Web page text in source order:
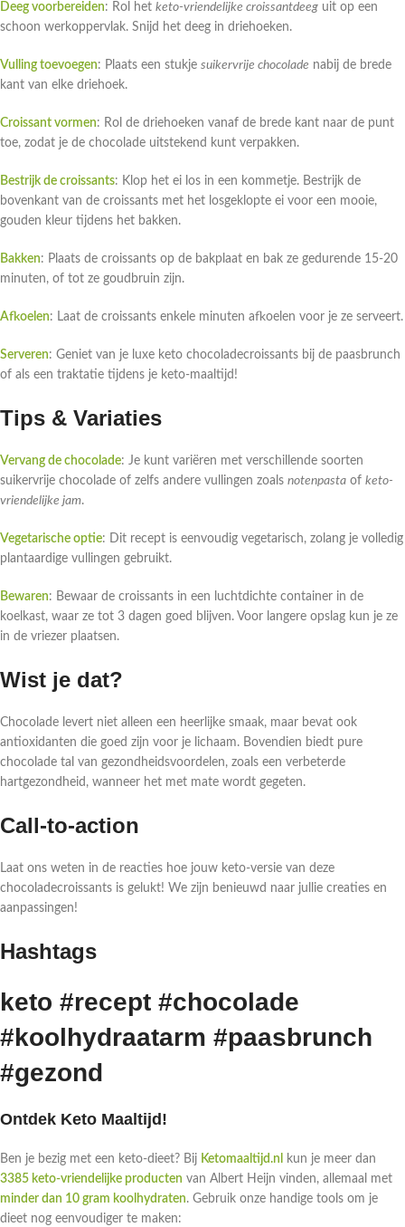
Deeg voorbereiden: Rol het keto-vriendelijke croissantdeeg uit op een
schoon werkoppervlak. Snijd het deeg in driehoeken.
Vulling toevoegen: Plaats een stukje suikervrije chocolade nabij de brede
kant van elke driehoek.
Croissant vormen: Rol de driehoeken vanaf de brede kant naar de punt
toe, zodat je de chocolade uitstekend kunt verpakken.
Bestrijk de croissants: Klop het ei los in een kommetje. Bestrijk de
bovenkant van de croissants met het losgeklopte ei voor een mooie,
gouden kleur tijdens het bakken.
Bakken: Plaats de croissants op de bakplaat en bak ze gedurende 15-20
minuten, of tot ze goudbruin zijn.
Afkoelen: Laat de croissants enkele minuten afkoelen voor je ze serveert.
Serveren: Geniet van je luxe keto chocoladecroissants bij de paasbrunch
of als een traktatie tijdens je keto-maaltijd!
Tips & Variaties
Vervang de chocolade: Je kunt variëren met verschillende soorten
suikervrije chocolade of zelfs andere vullingen zoals notenpasta of keto-
vriendelijke jam.
Vegetarische optie: Dit recept is eenvoudig vegetarisch, zolang je volledig
plantaardige vullingen gebruikt.
Bewaren: Bewaar de croissants in een luchtdichte container in de
koelkast, waar ze tot 3 dagen goed blijven. Voor langere opslag kun je ze
in de vriezer plaatsen.
Wist je dat?
Chocolade levert niet alleen een heerlijke smaak, maar bevat ook
antioxidanten die goed zijn voor je lichaam. Bovendien biedt pure
chocolade tal van gezondheidsvoordelen, zoals een verbeterde
hartgezondheid, wanneer het met mate wordt gegeten.
Call-to-action
Laat ons weten in de reacties hoe jouw keto-versie van deze
chocoladecroissants is gelukt! We zijn benieuwd naar jullie creaties en
aanpassingen!
Hashtags
keto #recept #chocolade
#koolhydraatarm #paasbrunch
#gezond
Ontdek Keto Maaltijd!
Ben je bezig met een keto-dieet? Bij Ketomaaltijd.nl
kun je meer dan
3385 keto-vriendelijke producten van Albert Heijn vinden, allemaal met
minder dan 10 gram koolhydraten. Gebruik onze handige tools om je
dieet nog eenvoudiger te maken: